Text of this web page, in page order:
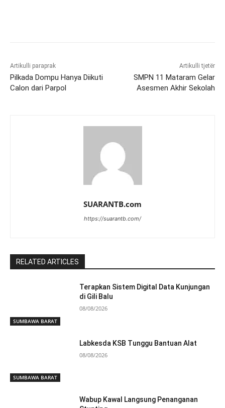
Artikulli paraprak
Pilkada Dompu Hanya Diikuti
Calon dari Parpol
Artikulli tjetër
SMPN 11 Mataram Gelar
Asesmen Akhir Sekolah
SUARANTB.com
https://suarantb.com/
RELATED ARTICLES
SUMBAWA BARAT
Terapkan Sistem Digital Data Kunjungan
di Gili Balu
08/08/2026
SUMBAWA BARAT
Labkesda KSB Tunggu Bantuan Alat
08/08/2026
Wabup Kawal Langsung Penanganan